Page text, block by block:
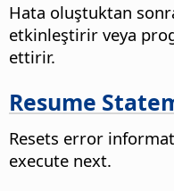
Hata oluştuktan
etkinleştirir veya
ettirir.
Resume
Resets error
execute next.